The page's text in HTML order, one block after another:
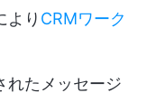
より CRMワーク
れたメッセージ